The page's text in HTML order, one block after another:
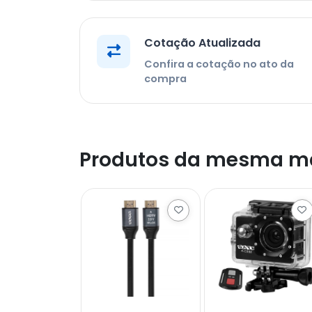
Cotação Atualizada
Confira a cotação no ato da
compra
Produtos da mesma